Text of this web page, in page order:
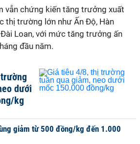
vẫn chứng kiến tăng trưởng xuất
thị trường lớn như Ấn Độ, Hàn
Đài Loan, với mức tăng trưởng ấn
đầu năm.
dưới
kg
giảm từ 500 đồng/kg đến 1.000